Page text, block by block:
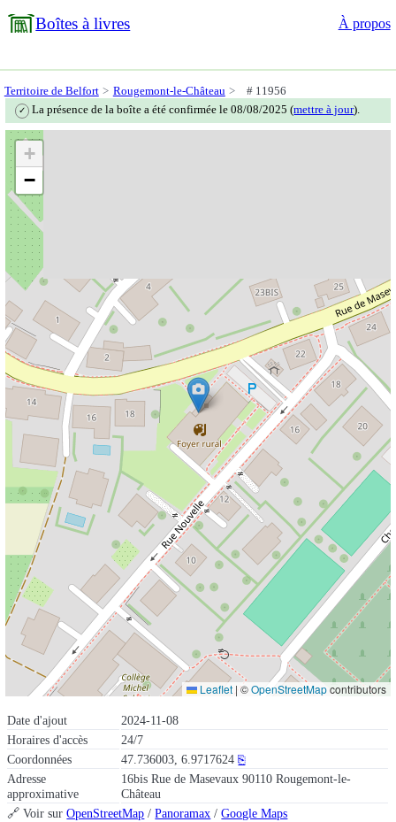
Boîtes à livres À propos
Territoire de Belfort Rougemont-le-Château # 11956
✓ La présence de la boîte a été confirmée le 08/08/2025 (mettre à jour).
Date d'ajout
2024-11-08
Horaires d'accès
24/7
Coordonnées
47.736003, 6.9717624 ⎘
Adresse
approximative
16bis Rue de Masevaux 90110 Rougemont-le-
Château
🔗 Voir surOpenStreetMap /Panoramax /Google Maps
+
−
Leaflet | ©OpenStreetMapcontributors